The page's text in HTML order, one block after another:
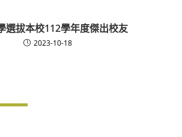
選拔本校112學年度傑出校友
2023-10-18